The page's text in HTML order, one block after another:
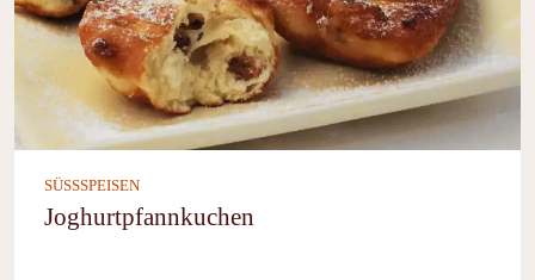
SÜSSSPEISEN
Joghurtpfannkuchen